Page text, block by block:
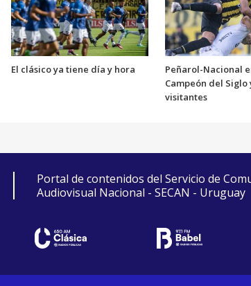
El clásico ya tiene día y hora
Peñarol-Nacional
Campeón del Siglo
visitantes
Portal de contenidos del Servicio de
Audiovisual Nacional - SECAN - Uruguay